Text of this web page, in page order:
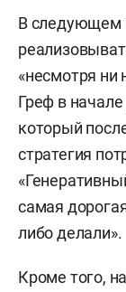
В следующем
«несмотря ни
Греф в
который
стратегия
самая
либо делали».
Кроме того,